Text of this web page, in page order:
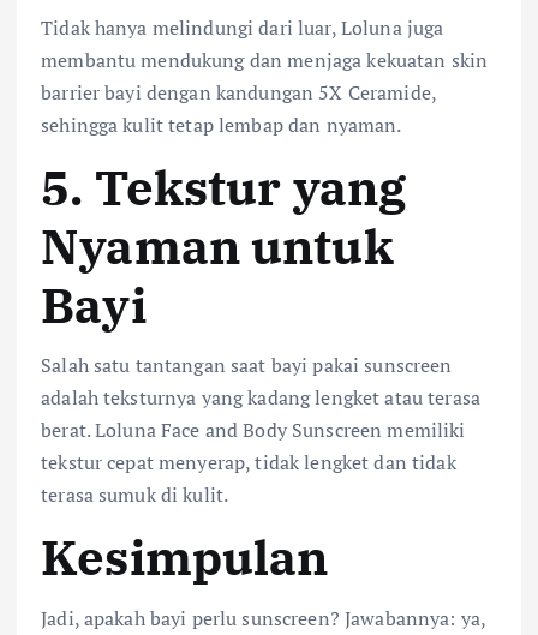
Tidak hanya melindungi dari luar, Loluna juga
membantu mendukung dan menjaga kekuatan skin
barrier bayi dengan kandungan 5X Ceramide,
sehingga kulit tetap lembap dan nyaman.
5. Tekstur yang
Nyaman untuk
Bayi
Salah satu tantangan saat bayi pakai sunscreen
adalah teksturnya yang kadang lengket atau terasa
berat. Loluna Face and Body Sunscreen memiliki
tekstur cepat menyerap, tidak lengket dan tidak
terasa sumuk di kulit.
Kesimpulan
Jadi, apakah bayi perlu sunscreen? Jawabannya: ya,